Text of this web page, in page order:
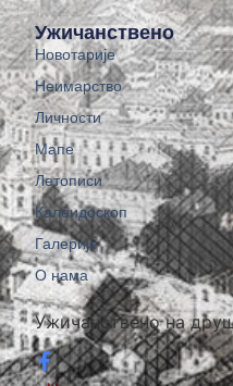
Ужичанствено на
Ужичанствено
Новотарије
Неимарство
Личности
Мапе
Летописи
Калеидоскоп
Галерије
О нама